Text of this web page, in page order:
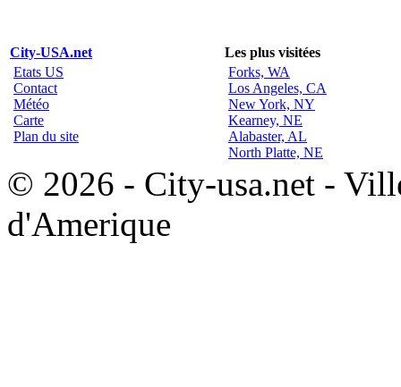
City-USA.net
Les plus visitées
Etats US
Contact
Météo
Carte
Plan du site
Forks, WA
Los Angeles, CA
New York, NY
Kearney, NE
Alabaster, AL
North Platte, NE
© 2026 - City-usa.net -
d'Amerique